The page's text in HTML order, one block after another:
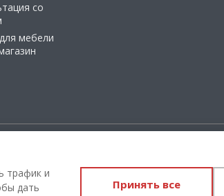
со
мебели
Администрация Сайта не несет
материалы, их содержание,
Вы принимаете условияполитики
трафик и
дать
Принять все